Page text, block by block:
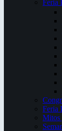
Feria
Feria
Mitos